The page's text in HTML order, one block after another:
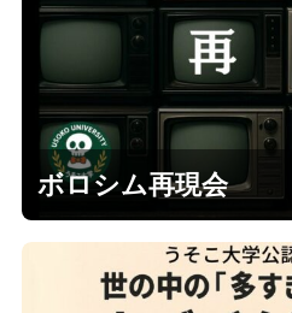
ボロシム再現会